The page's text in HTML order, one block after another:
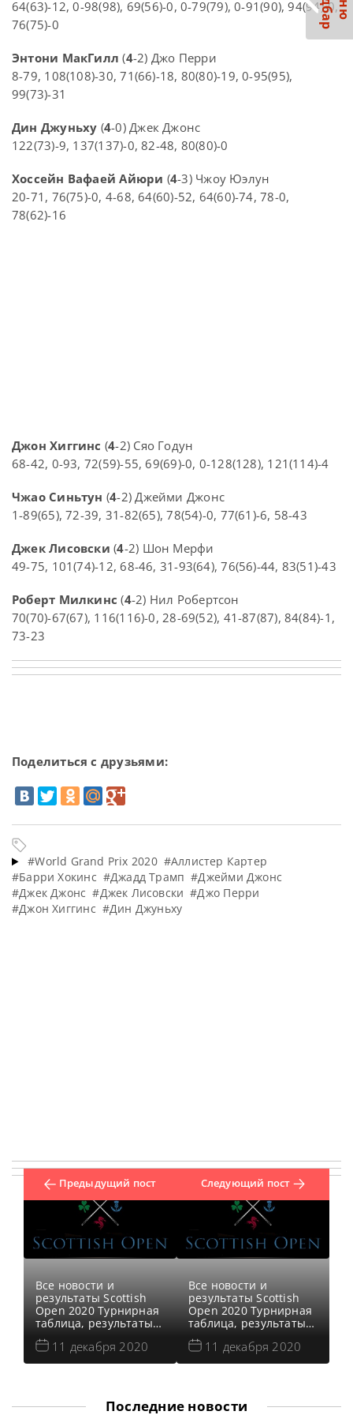
64(63)-12, 0-98(98), 69(56)-0, 0-79(79), 0-91(90), 94(94)-0,
76(75)-0
Энтони МакГилл (4-2) Джо Перри
8-79, 108(108)-30, 71(66)-18, 80(80)-19, 0-95(95),
99(73)-31
Дин Джуньху (4-0) Джек Джонс
122(73)-9, 137(137)-0, 82-48, 80(80)-0
Хоссейн Вафаей Айюри (4-3) Чжоу Юэлун
20-71, 76(75)-0, 4-68, 64(60)-52, 64(60)-74, 78-0,
78(62)-16
Джон Хиггинс (4-2) Сяо Годун
68-42, 0-93, 72(59)-55, 69(69)-0, 0-128(128), 121(114)-4
Чжао Синьтун (4-2) Джейми Джонс
1-89(65), 72-39, 31-82(65), 78(54)-0, 77(61)-6, 58-43
Джек Лисовски (4-2) Шон Мерфи
49-75, 101(74)-12, 68-46, 31-93(64), 76(56)-44, 83(51)-43
Роберт Милкинс (4-2) Нил Робертсон
70(70)-67(67), 116(116)-0, 28-69(52), 41-87(87), 84(84)-1,
73-23
Поделиться с друзьями:
#World Grand Prix 2020 #Аллистер Картер
#Барри Хокинс #Джадд Трамп #Джейми Джонс
#Джек Джонс #Джек Лисовски #Джо Перри
#Джон Хиггинс #Дин Джуньху
Предыдущий пост
Все новости и
результаты Scottish
Open 2020 Турнирная
таблица, результаты
Scottish Open 2020
Расписание
трансляций Scottish
Видеоповторы матчей
Scottish Open 2020 по
11 декабря 2020
Следующий пост
Все новости и
результаты Scottish
Open 2020 Турнирная
таблица, результаты
Scottish Open 2020
Расписание
трансляций Scottish
Scottish Open 2020 по
11 декабря 2020
Последние новости